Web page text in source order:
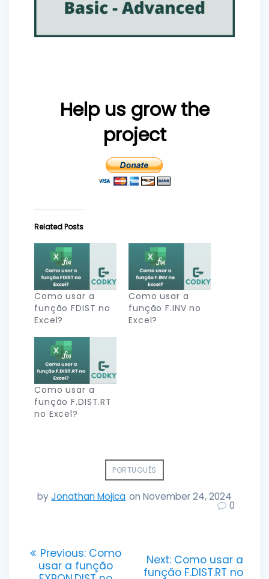
Help us grow the
project
Related Posts
Como usar a
função FDIST no
Excel?
Como usar a
função F.INV no
Excel?
Como usar a
função F.DIST.RT
no Excel?
PORTUGUÊS
byJonathan Mojica on November 24, 2024
0
Post
navigation
Previous: Previous
post:
Como
usar a função
Next: Next
post:
Como usar a
função F.DIST.RT no